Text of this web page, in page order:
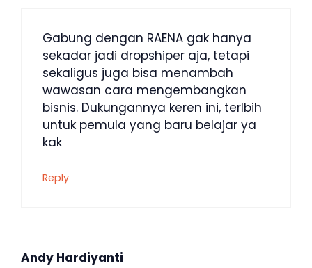
Gabung dengan RAENA gak hanya
sekadar jadi dropshiper aja, tetapi
sekaligus juga bisa menambah
wawasan cara mengembangkan
bisnis. Dukungannya keren ini, terlbih
untuk pemula yang baru belajar ya
kak
Reply
Andy Hardiyanti